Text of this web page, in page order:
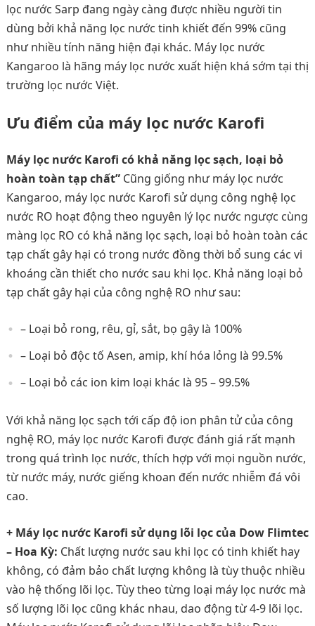
lọc nước Sarp đang ngày càng được nhiều người tin
dùng bởi khả năng lọc nước tinh khiết đến 99% cũng
như nhiều tính năng hiện đại khác. Máy lọc nước
Kangaroo là hãng máy lọc nước xuất hiện khá sớm tại thị
trường lọc nước Việt.
Ưu điểm của máy lọc nước Karofi
Máy lọc nước Karofi có khả năng lọc sạch, loại bỏ
hoàn toàn tạp chất” Cũng giống như máy lọc nước
Kangaroo, máy lọc nước Karofi sử dụng công nghệ lọc
nước RO hoạt động theo nguyên lý lọc nước ngược cùng
màng lọc RO có khả năng lọc sạch, loại bỏ hoàn toàn các
tạp chất gây hại có trong nước đồng thời bổ sung các vi
khoáng cần thiết cho nước sau khi lọc. Khả năng loại bỏ
tạp chất gây hại của công nghệ RO như sau:
– Loại bỏ rong, rêu, gỉ, sắt, bọ gậy là 100%
– Loại bỏ độc tố Asen, amip, khí hóa lỏng là 99.5%
– Loại bỏ các ion kim loại khác là 95 – 99.5%
Với khả năng lọc sạch tới cấp độ ion phân tử của công
nghệ RO, máy lọc nước Karofi được đánh giá rất mạnh
trong quá trình lọc nước, thích hợp với mọi nguồn nước,
từ nước máy, nước giếng khoan đến nước nhiễm đá vôi
cao.
+ Máy lọc nước Karofi sử dụng lõi lọc của Dow Flimtec
– Hoa Kỳ: Chất lượng nước sau khi lọc có tinh khiết hay
không, có đảm bảo chất lượng không là tùy thuộc nhiều
vào hệ thống lõi lọc. Tùy theo từng loại máy lọc nước mà
số lượng lõi lọc cũng khác nhau, dao động từ 4-9 lõi lọc.